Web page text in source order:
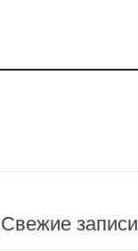
Свежие записи